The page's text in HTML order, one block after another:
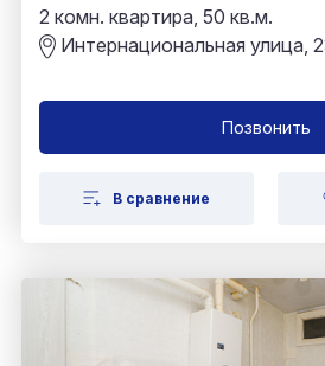
2 комн. квартира, 50 кв.м.
Интернациональная улица,
Позвонить
В сравнение